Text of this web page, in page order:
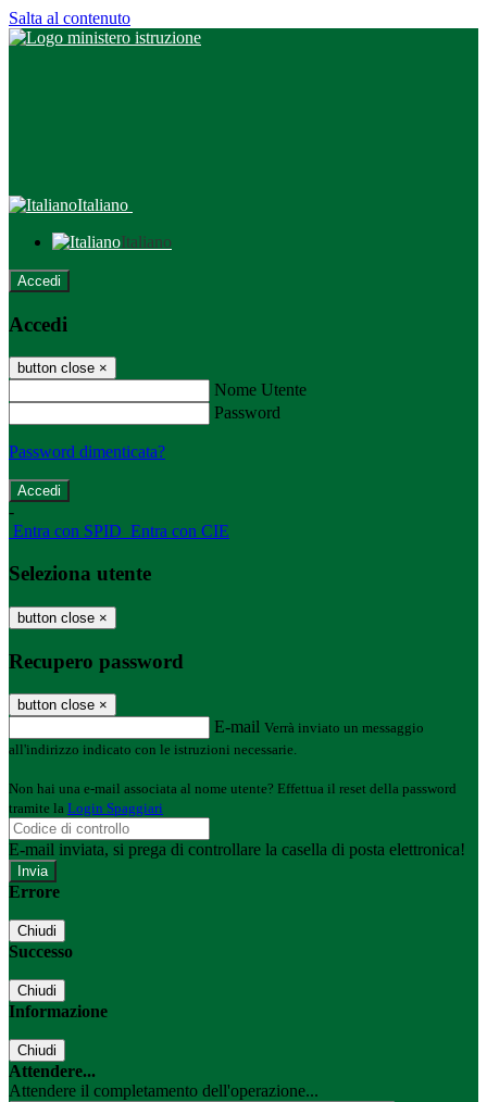
Salta al contenuto
Italiano
Italiano
Accedi
Accedi
button close ×
Nome Utente
Password
Password dimenticata?
-
Entra con SPID Entra con CIE
Seleziona utente
button close ×
Recupero password
button close ×
E-mail Verrà inviato un messaggio
all'indirizzo indicato con le istruzioni necessarie.
Non hai una e-mail associata al nome utente? Effettua il reset della password
tramite la Login Spaggiari
E-mail inviata, si prega di controllare la casella di posta elettronica!
Errore
Chiudi
Successo
Chiudi
Informazione
Chiudi
Attendere...
Attendere il completamento dell'operazione...